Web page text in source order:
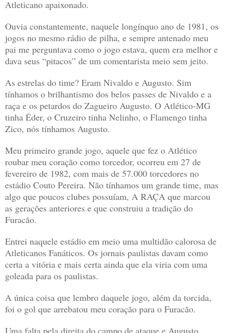
Atleticano apaixonado.
Ouvia constantemente, naquele longínquo ano de 1981, os
jogos no mesmo rádio de pilha, e sempre antenado meu
pai me perguntava como o jogo estava, quem era melhor e
dava seus “pitacos” de um comentarista meio sem jeito.
As estrelas do time? Eram Nivaldo e Augusto. Sim
tínhamos o brilhantismo dos belos passes de Nivaldo e a
raça e os petardos do Zagueiro Augusto. O Atlético-MG
tinha Éder, o Cruzeiro tinha Nelinho, o Flamengo tinha
Zico, nós tínhamos Augusto.
Meu primeiro grande jogo, aquele que fez o Atlético
roubar meu coração como torcedor, ocorreu em 27 de
fevereiro de 1982, com mais de 57.000 torcedores no
estádio Couto Pereira. Não tínhamos um grande time, mas
algo que poucos clubes possuíam, A RAÇA que marcou
as gerações anteriores e que construiu a tradição do
Furacão.
Entrei naquele estádio em meio uma multidão calorosa de
Atleticanos Fanáticos. Os jornais paulistas davam como
certa a vitória e mais certa ainda que ela viria com uma
goleada para os paulistas.
A única coisa que lembro daquele jogo, além da torcida,
foi o gol que arrebatou meu coração para o Furacão.
Uma falta pela direita do campo de ataque e Augusto,